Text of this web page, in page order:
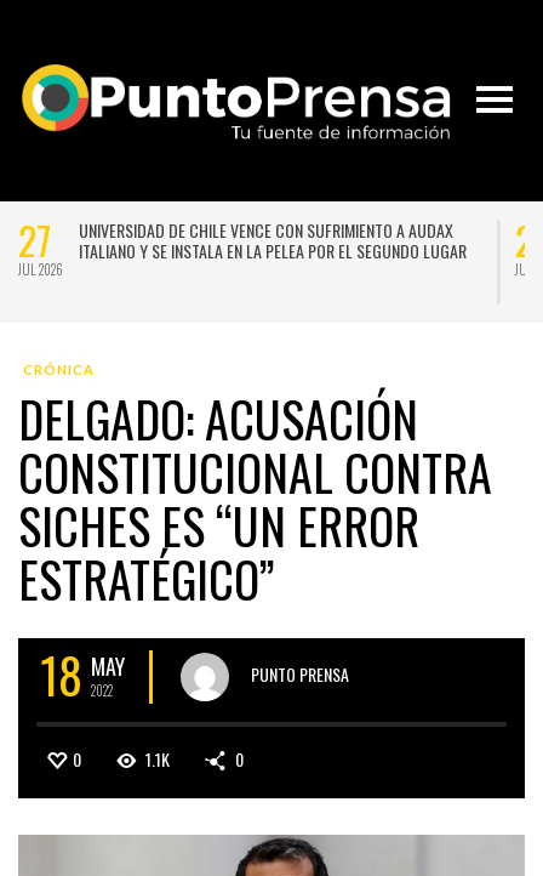
27
JUL 2026
UNIVERSIDAD DE CHILE VENCE CON SUFRIMIENTO A AUDAX
ITALIANO Y SE INSTALA EN LA PELEA POR EL SEGUNDO LUGAR
JUL
CRÓNICA
DELGADO: ACUSACIÓN
CONSTITUCIONAL CONTRA
SICHES ES “UN ERROR
ESTRATÉGICO”
18 MAY
2022
PUNTO PRENSA
0 1.1K 0